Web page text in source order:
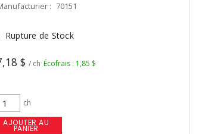
: 70151
Rupture de Stock
$ / ch Écofrais : 1,85 $
ch
AJOUTER AU
PANIER